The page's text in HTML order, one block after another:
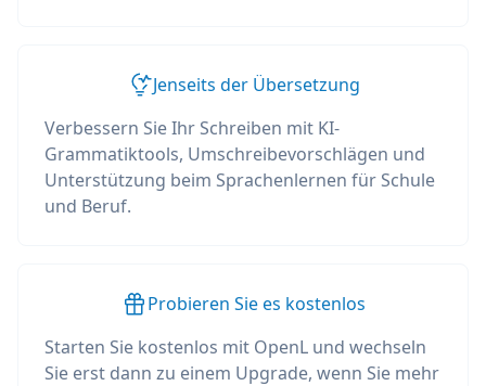
Jenseits der Übersetzung
Verbessern Sie Ihr Schreiben mit KI-
Grammatiktools, Umschreibevorschlägen und
Unterstützung beim Sprachenlernen für Schule
und Beruf.
Probieren Sie es kostenlos
Starten Sie kostenlos mit OpenL und wechseln
Sie erst dann zu einem Upgrade, wenn Sie mehr